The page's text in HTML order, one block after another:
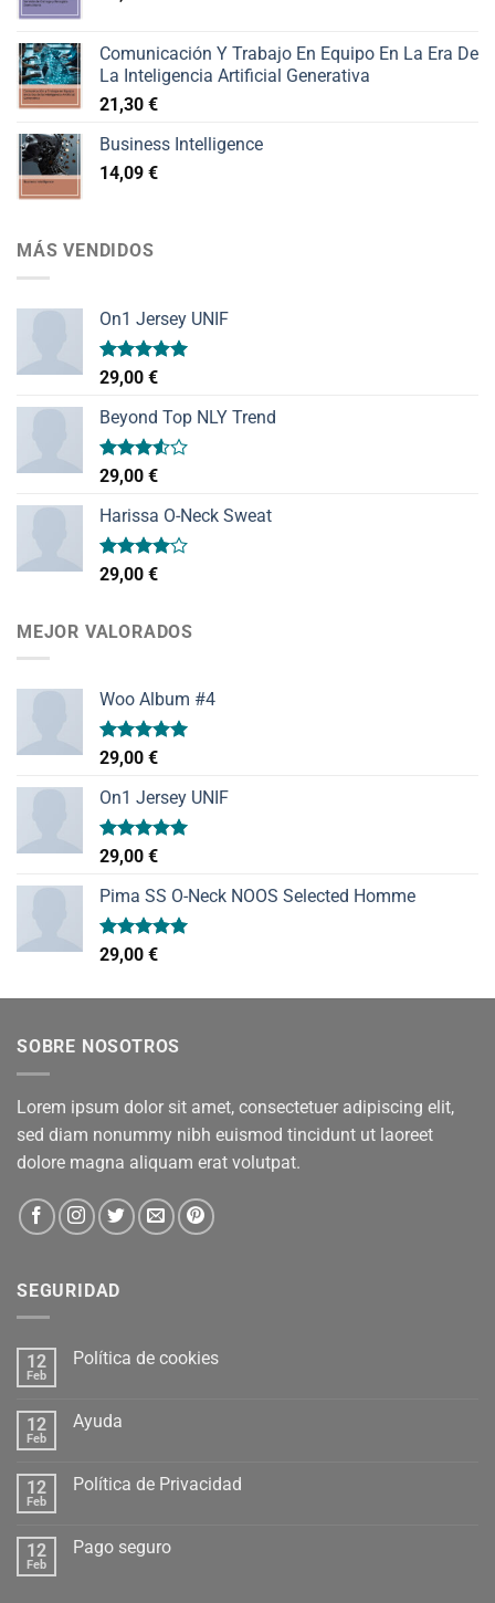
Comunicación Y Trabajo En Equipo En La Era De
La Inteligencia Artificial Generativa
21,30 €
Business Intelligence
14,09 €
MÁS VENDIDOS
On1 Jersey UNIF
Valorado
con
de 5
29,00 €
Beyond Top NLY Trend
Valorado
con
3.50de
5
29,00 €
Harissa O-Neck Sweat
Valorado
con
29,00 €
MEJOR VALORADOS
Woo Album #4
Valorado
con
de 5
29,00 €
On1 Jersey UNIF
Valorado
con
de 5
29,00 €
Pima SS O-Neck NOOS Selected Homme
Valorado
con
29,00 €
SOBRE NOSOTROS
Lorem ipsum dolor sit amet, consectetuer adipiscing elit,
sed diam nonummy nibh euismod tincidunt ut laoreet
dolore magna aliquam erat volutpat.
SEGURIDAD
12
Feb
Política de cookies
12
Feb
Ayuda
12
Feb
Política de Privacidad
12
Feb
Pago seguro